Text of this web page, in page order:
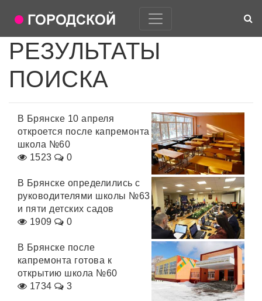
РЕЗУЛЬТАТЫ
ПОИСКА
В Брянске 10 апреля
откроется после капремонта
школа №60
1523
0
В Брянске определились с
руководителями школы №63
и пяти детских садов
1909
0
В Брянске после
капремонта готова к
открытию школа №60
1734
3